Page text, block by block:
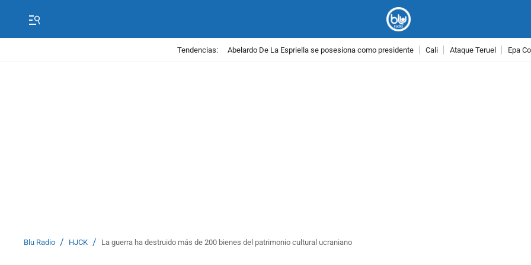
Tendencias: Abelardo De La Espriella se posesiona como presidente Cali Ataque Teruel Epa
Blu Radio / HJCK / La guerra ha destruido más de 200 bienes del patrimonio cultural ucraniano